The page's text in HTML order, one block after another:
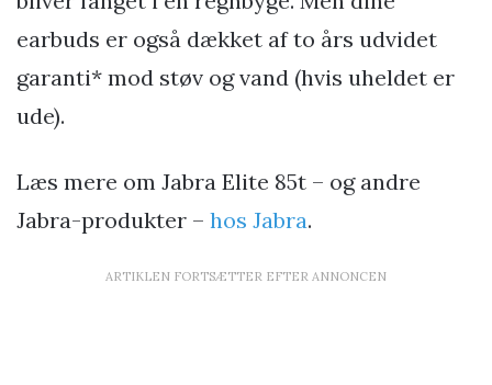
earbuds er også dækket af to års udvidet
garanti* mod støv og vand (hvis uheldet er
ude).
Læs mere om Jabra Elite 85t – og andre
Jabra-produkter – hos Jabra.
ARTIKLEN FORTSÆTTER EFTER ANNONCEN